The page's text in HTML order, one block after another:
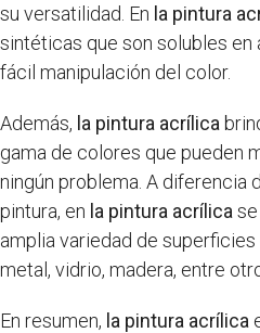
su versatilidad. En la pintura
sintéticas que son solubles en
fácil manipulación del color.
Además, la pintura acrílica
gama de colores que pueden
ningún problema. A diferencia
pintura, en la pintura acrílica
amplia variedad de
metal, vidrio, madera, entre
En resumen, la pintura acrílica